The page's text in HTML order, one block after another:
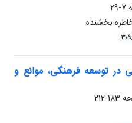
7-29
بخشنده
در توسعه فرهنگی، موانع و
183-212